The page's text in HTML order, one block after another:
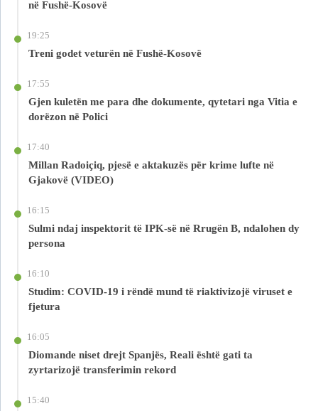
në Fushë-Kosovë
19:25
Treni godet veturën në Fushë-Kosovë
17:55
Gjen kuletën me para dhe dokumente, qytetari nga Vitia e
dorëzon në Polici
17:40
Millan Radoiçiq, pjesë e aktakuzës për krime lufte në
Gjakovë (VIDEO)
16:15
Sulmi ndaj inspektorit të IPK-së në Rrugën B, ndalohen dy
persona
16:10
Studim: COVID-19 i rëndë mund të riaktivizojë viruset e
fjetura
16:05
Diomande niset drejt Spanjës, Reali është gati ta
zyrtarizojë transferimin rekord
15:40